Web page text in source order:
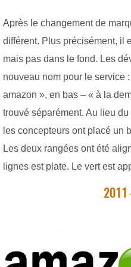
Après le changement de
différent. Plus précisément, il
mais pas dans le fond. Les
nouveau nom pour le service
amazon », en bas – « à la
trouvé séparément. Au lieu
les concepteurs ont placé un
Les deux rangées ont été
lignes est plate. Le vert est
2011